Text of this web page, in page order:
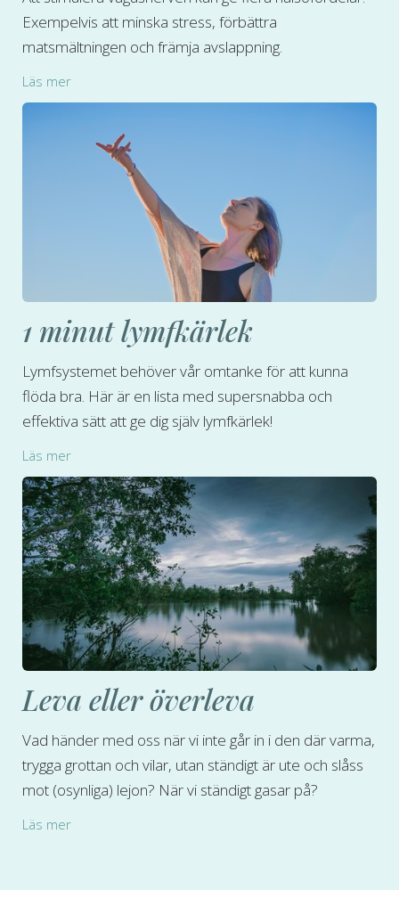
Exempelvis att minska stress, förbättra
matsmältningen och främja avslappning.
Läs mer
1 minut lymfkärlek
Lymfsystemet behöver vår omtanke för att kunna
flöda bra. Här är en lista med supersnabba och
effektiva sätt att ge dig själv lymfkärlek!
Läs mer
Leva eller överleva
Vad händer med oss när vi inte går in i den där varma,
trygga grottan och vilar, utan ständigt är ute och slåss
mot (osynliga) lejon? När vi ständigt gasar på?
Läs mer